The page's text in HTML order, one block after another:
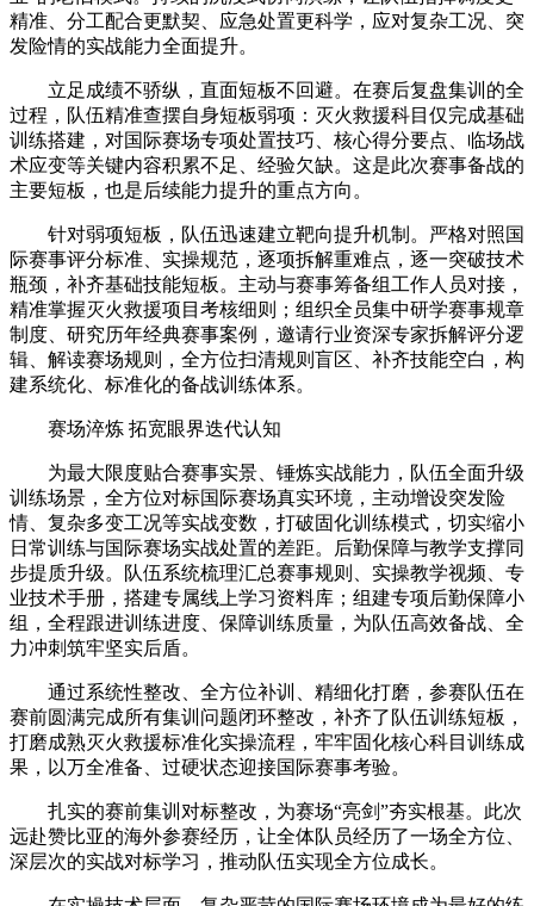
精准、分工配合更默契、应急处置更科学，应对复杂工况、突
发险情的实战能力全面提升。
立足成绩不骄纵，直面短板不回避。在赛后复盘集训的全
过程，队伍精准查摆自身短板弱项：灭火救援科目仅完成基础
训练搭建，对国际赛场专项处置技巧、核心得分要点、临场战
术应变等关键内容积累不足、经验欠缺。这是此次赛事备战的
主要短板，也是后续能力提升的重点方向。
针对弱项短板，队伍迅速建立靶向提升机制。严格对照国
际赛事评分标准、实操规范，逐项拆解重难点，逐一突破技术
瓶颈，补齐基础技能短板。主动与赛事筹备组工作人员对接，
精准掌握灭火救援项目考核细则；组织全员集中研学赛事规章
制度、研究历年经典赛事案例，邀请行业资深专家拆解评分逻
辑、解读赛场规则，全方位扫清规则盲区、补齐技能空白，构
建系统化、标准化的备战训练体系。
赛场淬炼 拓宽眼界迭代认知
为最大限度贴合赛事实景、锤炼实战能力，队伍全面升级
训练场景，全方位对标国际赛场真实环境，主动增设突发险
情、复杂多变工况等实战变数，打破固化训练模式，切实缩小
日常训练与国际赛场实战处置的差距。后勤保障与教学支撑同
步提质升级。队伍系统梳理汇总赛事规则、实操教学视频、专
业技术手册，搭建专属线上学习资料库；组建专项后勤保障小
组，全程跟进训练进度、保障训练质量，为队伍高效备战、全
力冲刺筑牢坚实后盾。
通过系统性整改、全方位补训、精细化打磨，参赛队伍在
赛前圆满完成所有集训问题闭环整改，补齐了队伍训练短板，
打磨成熟灭火救援标准化实操流程，牢牢固化核心科目训练成
果，以万全准备、过硬状态迎接国际赛事考验。
扎实的赛前集训对标整改，为赛场“亮剑”夯实根基。此次
远赴赞比亚的海外参赛经历，让全体队员经历了一场全方位、
深层次的实战对标学习，推动队伍实现全方位成长。